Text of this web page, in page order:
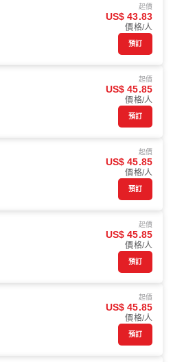
起價
US$ 43.83
價格/人
預訂
起價
US$ 45.85
價格/人
預訂
起價
US$ 45.85
價格/人
預訂
起價
US$ 45.85
價格/人
預訂
起價
US$ 45.85
價格/人
預訂